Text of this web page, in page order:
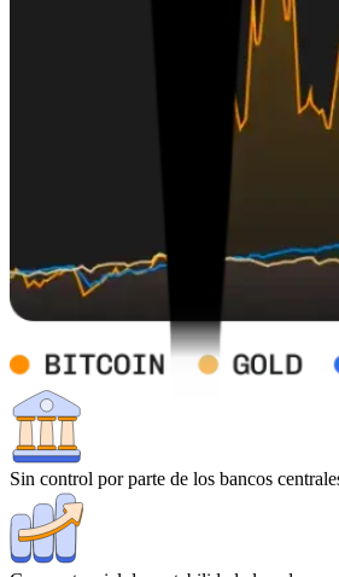
Sin control por parte de los bancos